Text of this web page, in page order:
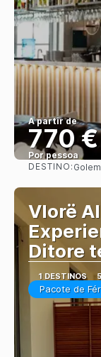
A partir de
770 €
Por pessoa
DESTINO: Golem
Vlorë
Ditore
1 DESTINOS
Pacote de